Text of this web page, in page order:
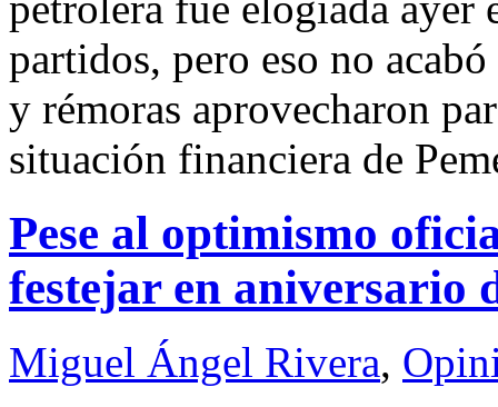
partidos, pero eso no
y rémoras aprovecharon
situación financiera de
Pese al optimismo
festejar en aniversario
Miguel Ángel Rivera,